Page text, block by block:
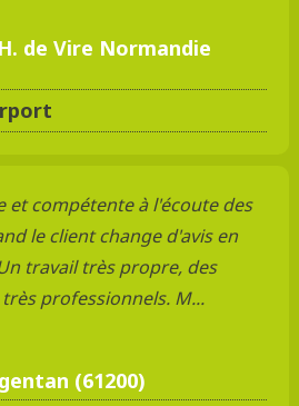
de Vire Normandie
et compétente à l'écoute des
le client change d'avis en
travail très propre, des
professionnels. M...
(61200)